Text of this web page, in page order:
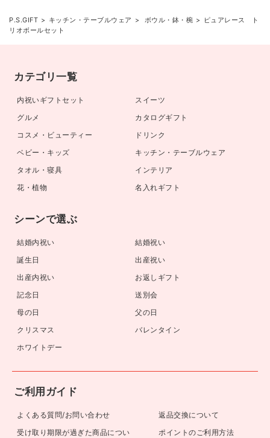
P.S.GIFT キッチン・テーブルウェア ボウル・鉢・椀
ピュアレース ト
リオボールセット
カテゴリ一覧
内祝いギフトセット
スイーツ
グルメ
カタログギフト
コスメ・ビューティー
ドリンク
ベビー・キッズ
キッチン・テーブルウェア
タオル・寝具
インテリア
花・植物
名入れギフト
シーンで選ぶ
結婚内祝い
結婚祝い
誕生日
出産祝い
出産内祝い
お返しギフト
記念日
送別会
母の日
父の日
クリスマス
バレンタイン
ホワイトデー
ご利用ガイド
よくある質問/お問い合わせ
受け取り期限が過ぎた商品につい
返品交換について
ポイントのご利用方法